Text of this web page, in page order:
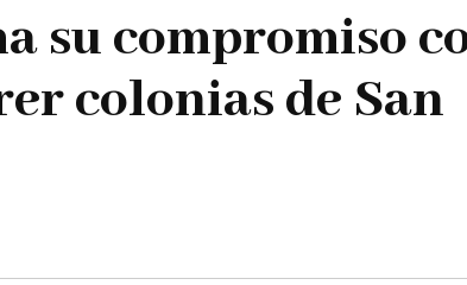
su compromiso
colonias de San